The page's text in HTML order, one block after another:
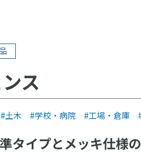
ス
土木 学校・病院 工場・倉庫
タイプとメッキ仕様